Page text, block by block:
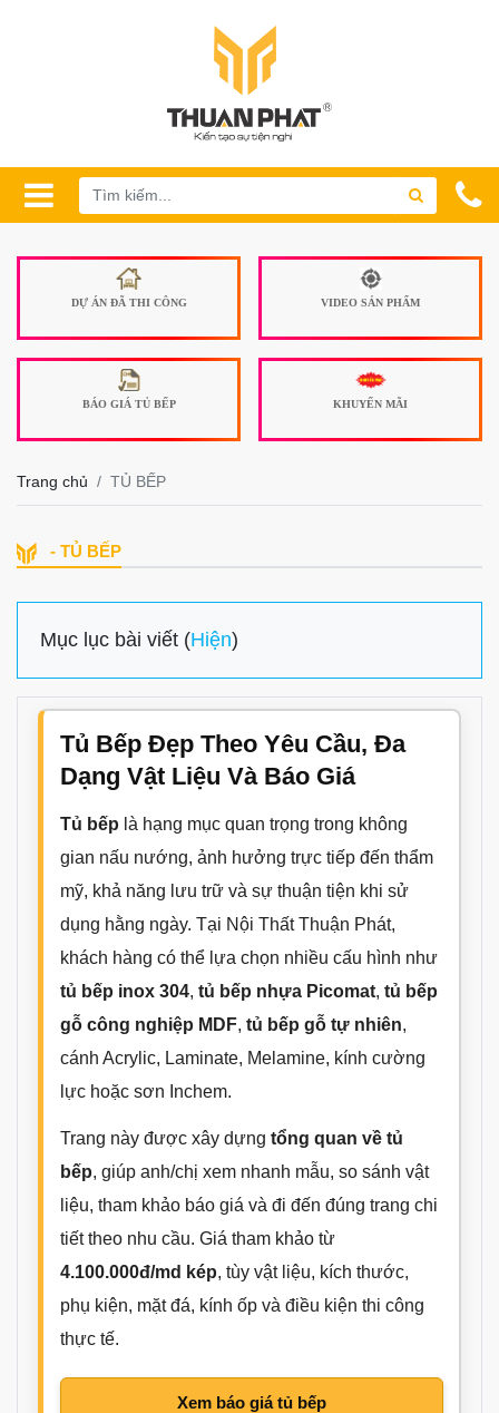
DỰ ÁN ĐÃ THI CÔNG VIDEO SẢN PHẨM
BÁO GIÁ TỦ BẾP KHUYẾN MÃI
Trang chủ TỦ BẾP
- TỦ BẾP
Mục lục bài viết (Hiện)
Tủ Bếp Đẹp Theo Yêu Cầu, Đa
Dạng Vật Liệu Và Báo Giá
Tủ bếp là hạng mục quan trọng trong không
gian nấu nướng, ảnh hưởng trực tiếp đến thẩm
mỹ, khả năng lưu trữ và sự thuận tiện khi sử
dụng hằng ngày. Tại Nội Thất Thuận Phát,
khách hàng có thể lựa chọn nhiều cấu hình như
tủ bếp inox 304, tủ bếp nhựa Picomat, tủ bếp
gỗ công nghiệp MDF, tủ bếp gỗ tự nhiên,
cánh Acrylic, Laminate, Melamine, kính cường
lực hoặc sơn Inchem.
Trang này được xây dựng tổng quan về tủ
bếp, giúp anh/chị xem nhanh mẫu, so sánh vật
liệu, tham khảo báo giá và đi đến đúng trang chi
tiết theo nhu cầu. Giá tham khảo từ
4.100.000đ/md kép, tùy vật liệu, kích thước,
phụ kiện, mặt đá, kính ốp và điều kiện thi công
thực tế.
Xem báo giá tủ bếp